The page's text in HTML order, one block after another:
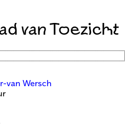
van Toezicht
-van Wersch